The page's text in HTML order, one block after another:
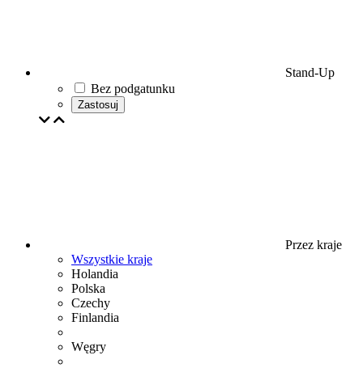
Stand-Up
Bez podgatunku
Zastosuj
Przez kraje
Wszystkie kraje
Holandia
Polska
Czechy
Finlandia
Węgry